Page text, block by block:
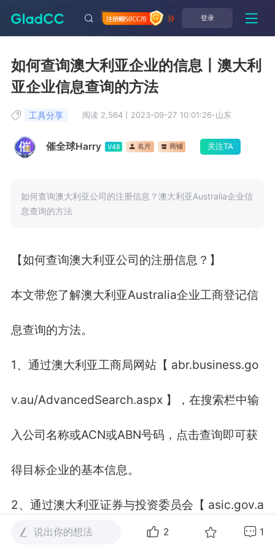
登录
如何查询澳大利亚企业的信息丨澳大利
亚企业信息查询的方法
催全球Harry V48 名片 商铺 关注TA
工具分享 阅读 2,564 2023-09-27 10:01:26·山东
如何查询澳大利亚公司的注册信息？澳大利亚Australia企业信
息查询的方法
【如何查询澳大利亚公司的注册信息？】
本文带您了解澳大利亚Australia企业工商登记信
息查询的方法。
1、通过澳大利亚工商局网站【 abr.business.go
v.au/AdvancedSearch.aspx 】，在搜索栏中输
入公司名称或ACN或ABN号码，点击查询即可获
得目标企业的基本信息。
2、通过澳大利亚证券与投资委员会【 asic.gov.a
u 】，查询目标企业的信息。
说出你的想法 2 1